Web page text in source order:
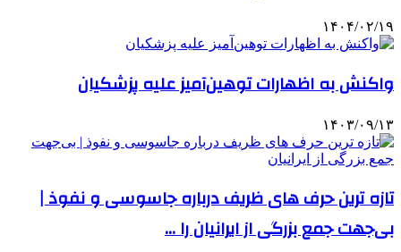
۱۴۰۴/۰۲/۱۹
واکنش به اظهارات توهین‌آمیز علیه پزشکیان
۱۴۰۳/۰۹/۱۳
تازه ترین حرف های ظریف درباره جاسوسی و نفوذ |
بی‌جهت جمع بزرگی از ایرانیان را …